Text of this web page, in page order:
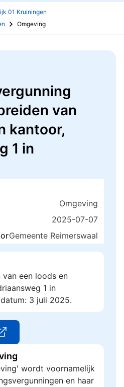
01 Kruiningen
Omgeving
van
kantoor,
1 in
Omgeving
2025-07-07
Gemeente Reimerswaal
een loods en
1 in
3 juli 2025.
wordt voornamelijk
en haar